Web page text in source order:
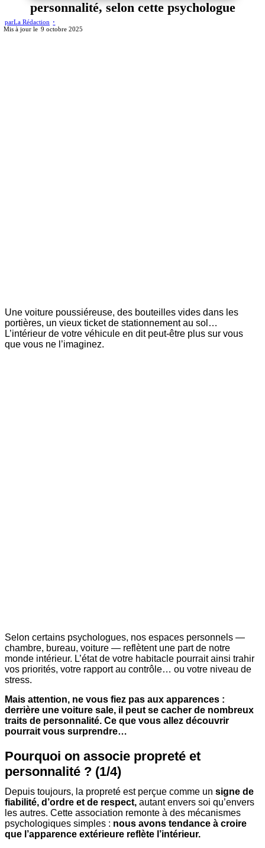
personnalité, selon cette psychologue
parLa Rédaction
9 octobre 2025
Une voiture poussiéreuse, des bouteilles vides dans les
portières, un vieux ticket de stationnement au sol…
L’intérieur de votre véhicule en dit peut-être plus sur vous
que vous ne l’imaginez.
Selon certains psychologues, nos espaces personnels —
chambre, bureau, voiture — reflètent une part de notre
monde intérieur. L’état de votre habitacle pourrait ainsi trahir
vos priorités, votre rapport au contrôle… ou votre niveau de
stress.
Mais attention, ne vous fiez pas aux apparences :
derrière une voiture sale, il peut se cacher de nombreux
traits de personnalité. Ce que vous allez découvrir
pourrait vous surprendre…
Pourquoi on associe propreté et
personnalité ? (1/4)
Depuis toujours, la propreté est perçue comme un signe de
fiabilité, d’ordre et de respect, autant envers soi qu’envers
les autres. Cette association remonte à des mécanismes
psychologiques simples : nous avons tendance à croire
que l’apparence extérieure reflète l’intérieur.